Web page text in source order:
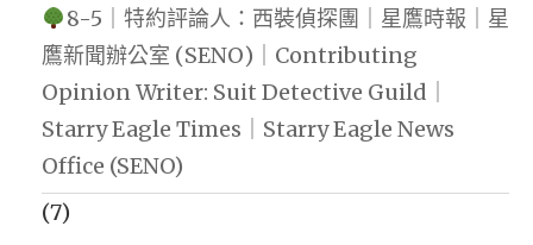
8-5｜特約評論人：西裝偵探團｜星鷹時報｜星
鷹新聞辦公室 (SENO)｜Contributing
Opinion Writer: Suit Detective Guild｜
Starry Eagle Times｜Starry Eagle News
Office (SENO)
(7)